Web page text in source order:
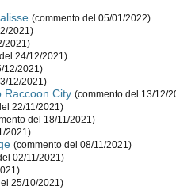
(commento del 05/01/2022)
2021)
2021)
24/12/2021)
12/2021)
12/2021)
Raccoon City (commento del 13/12/
22/11/2021)
del 18/11/2021)
2021)
(commento del 08/11/2021)
02/11/2021)
25/10/2021)